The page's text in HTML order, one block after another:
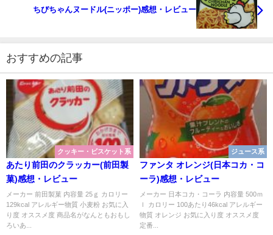
ちびちゃんヌードル(ニッポー)感想・レビュー
おすすめの記事
クッキー・ビスケット系
あたり前田のクラッカー(前田製
菓)感想・レビュー
メーカー 前田製菓 内容量 25ｇ カロリー
129kcal アレルギー物質 小麦粉 お気に入
り度 オススメ度 商品名がなんともおもし
ろいあ...
ジュース系
ファンタ オレンジ(日本コカ・コ
ーラ)感想・レビュー
メーカー 日本コカ・コーラ 内容量 500ｍ
ｌ カロリー 100あたり46kcal アレルギー
物質 オレンジ お気に入り度 オススメ度
定番...